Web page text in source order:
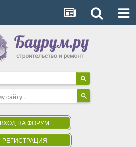
ВХОД НА ФОРУМ
РЕГИСТРАЦИЯ